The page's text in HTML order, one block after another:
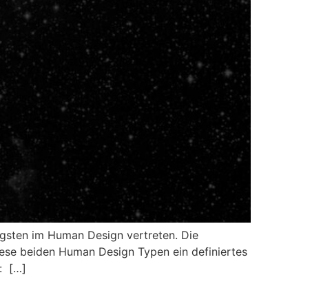
im Human Design vertreten. Die
beiden Human Design Typen ein definiertes
[…]